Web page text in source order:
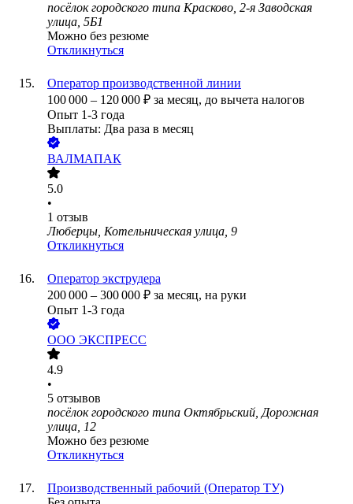
посёлок городского типа Красково, 2-я Заводская
улица, 5Б1
Можно без резюме
Откликнуться
Оператор производственной линии
100 000 – 120 000 ₽ за месяц, до вычета налогов
Опыт 1-3 года
Выплаты: Два раза в месяц
ВАЛМАПАК
5.0
•
1 отзыв
Люберцы, Котельническая улица, 9
Откликнуться
Оператор экструдера
200 000 – 300 000 ₽ за месяц, на руки
Опыт 1-3 года
ООО ЭКСПРЕСС
4.9
•
5 отзывов
посёлок городского типа Октябрьский, Дорожная
улица, 12
Можно без резюме
Откликнуться
Производственный рабочий (Оператор ТУ)